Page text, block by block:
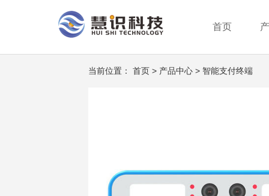
首页
当前位置： 首页> 产品中心> 智能支付终端